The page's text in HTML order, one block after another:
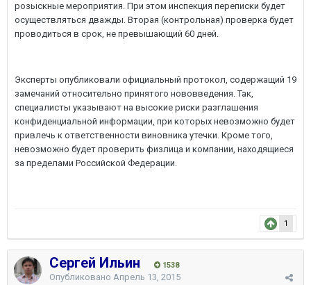
розыскные мероприятия. При этом инспекция переписки будет
осуществляться дважды. Вторая (контрольная) проверка будет
проводиться в срок, не превышающий 60 дней.
Эксперты опубликовали официальный протокол, содержащий 19
замечаний относительно принятого нововведения. Так,
специалисты указывают на высокие риски разглашения
конфиденциальной информации, при которых невозможно будет
привлечь к ответственности виновника утечки. Кроме того,
невозможно будет проверить физлица и компании, находящиеся
за пределами Российской Федерации.
1
Сергей Ильин 1538
Опубликовано Апрель 13, 2015